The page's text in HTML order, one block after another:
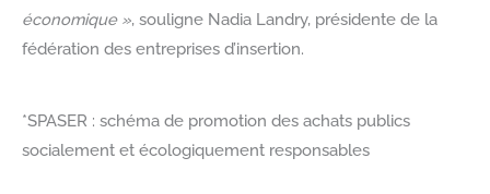
économique », souligne Nadia Landry, présidente de la
fédération des entreprises d’insertion.
*SPASER : schéma de promotion des achats publics
socialement et écologiquement responsables